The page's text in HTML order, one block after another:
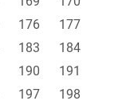
176
177
183
184
190
191
197
198